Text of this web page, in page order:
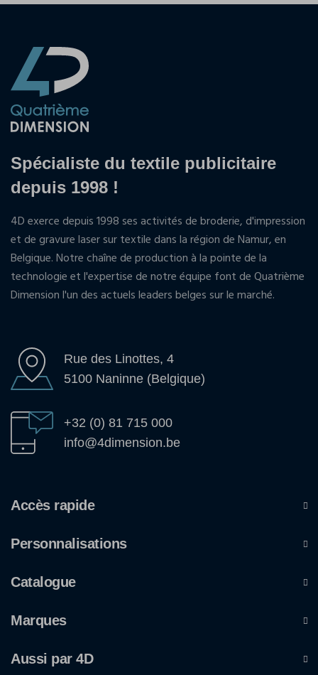
Spécialiste du textile publicitaire
depuis 1998 !
4D exerce depuis 1998 ses activités de broderie, d'impression
et de gravure laser sur textile dans la région de Namur, en
Belgique. Notre chaîne de production à la pointe de la
technologie et l'expertise de notre équipe font de Quatrième
Dimension l'un des actuels leaders belges sur le marché.
Rue des Linottes, 4
5100 Naninne (Belgique)
+32 (0) 81 715 000
info@4dimension.be
Accès rapide
Personnalisations
Catalogue
Marques
Aussi par 4D